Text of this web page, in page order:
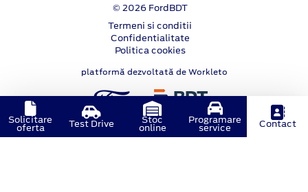
© 2026 FordBDT
Termeni si conditii
Confidentialitate
Politica cookies
platformă dezvoltată de Workleto
Solicitare
oferta Test Drive Stoc
online
Programare
service Contact